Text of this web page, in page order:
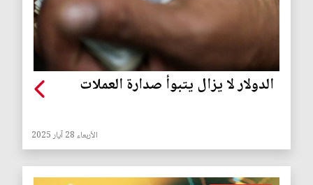
الدولار لا يزال يتبوأ صدارة العملات
الأربعاء 28 آيار 2025